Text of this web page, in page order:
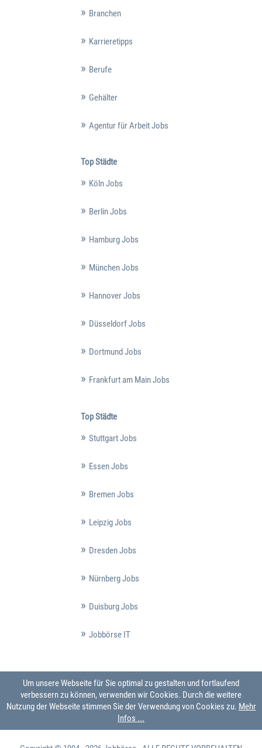
Branchen
Karrieretipps
Berufe
Gehälter
Agentur für Arbeit Jobs
Top Städte
Köln Jobs
Berlin Jobs
Hamburg Jobs
München Jobs
Hannover Jobs
Düsseldorf Jobs
Dortmund Jobs
Frankfurt am Main Jobs
Top Städte
Stuttgart Jobs
Essen Jobs
Bremen Jobs
Leipzig Jobs
Dresden Jobs
Nürnberg Jobs
Duisburg Jobs
Jobbörse IT
Um unsere Webseite für Sie optimal zu gestalten und fortlaufend
verbessern zu können, verwenden wir Cookies. Durch die weitere
Nutzung der Webseite stimmen Sie der Verwendung von Cookies zu. Mehr
Infos ...